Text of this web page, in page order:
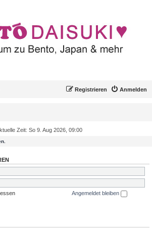
Anmelden
Registrieren
Zeit: So 9. Aug 2026, 09:00
Angemeldet bleiben